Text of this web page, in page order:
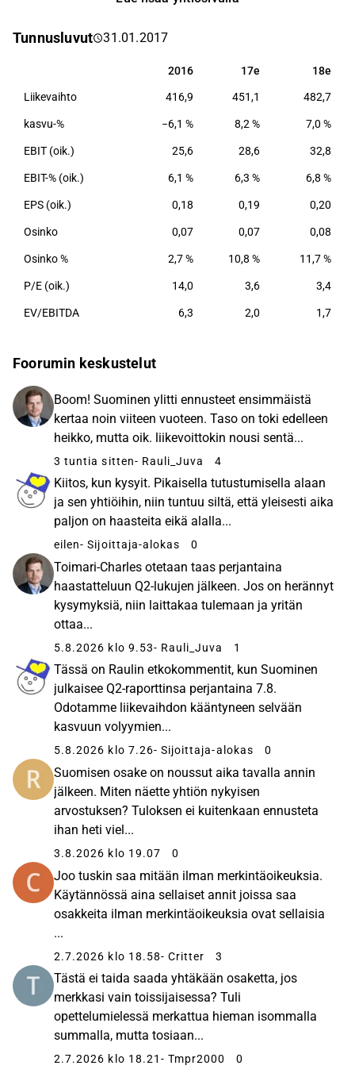
kuitukankaita, joita asiakkaat jatkojalostavat
Suomisella on kaksi liiketoiminta-aluetta: Amerikat ja
maailman suurimmista vesineulausteknologialla
valmistettujen kuitukankaiden valmistajista.
Tunnusluvut 31.01.2017
2016 17e 18e
2016 17e 18e
Liikevaihto 416,9 451,1 482,7
kasvu-% −6,1 % 8,2 % 7,0 %
EBIT (oik.) 25,6 28,6 32,8
EBIT-% (oik.) 6,1 % 6,3 % 6,8 %
EPS (oik.) 0,18 0,19 0,20
Osinko 0,07 0,07 0,08
Osinko % 2,7 % 10,8 % 11,7 %
P/E (oik.) 14,0 3,6 3,4
EV/EBITDA 6,3 2,0 1,7
Foorumin keskustelut
Boom! Suominen ylitti ennusteet ensimmäistä
kertaa noin viiteen vuoteen. Taso on toki edelleen
heikko, mutta oik. liikevoittokin nousi sentä...
3 tuntia sitten- Rauli_Juva 4
Kiitos, kun kysyit. Pikaisella tutustumisella alaan
ja sen yhtiöihin, niin tuntuu siltä, että yleisesti aika
paljon on haasteita eikä alalla...
eilen- Sijoittaja-alokas 0
Toimari-Charles otetaan taas perjantaina
haastatteluun Q2-lukujen jälkeen. Jos on herännyt
kysymyksiä, niin laittakaa tulemaan ja yritän
ottaa...
5.8.2026 klo 9.53- Rauli_Juva 1
Tässä on Raulin etkokommentit, kun Suominen
julkaisee Q2-raporttinsa perjantaina 7.8.
Odotamme liikevaihdon kääntyneen selvään
kasvuun volyymien...
5.8.2026 klo 7.26- Sijoittaja-alokas 0
Suomisen osake on noussut aika tavalla annin
jälkeen. Miten näette yhtiön nykyisen
arvostuksen? Tuloksen ei kuitenkaan ennusteta
ihan heti viel...
3.8.2026 klo 19.07 0
Joo tuskin saa mitään ilman merkintäoikeuksia.
Käytännössä aina sellaiset annit joissa saa
osakkeita ilman merkintäoikeuksia ovat sellaisia
...
2.7.2026 klo 18.58- Critter 3
Tästä ei taida saada yhtäkään osaketta, jos
merkkasi vain toissijaisessa? Tuli
opettelumielessä merkattua hieman isommalla
summalla, mutta tosiaan...
2.7.2026 klo 18.21 - Tmpr2000 0